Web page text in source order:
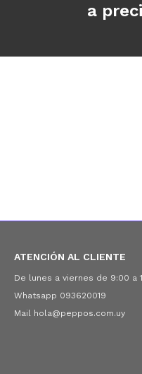
ATENCIÓN AL CLIENTE
De lunes a viernes de 9:00 a
Whatsapp 093620019
Mail hola@peppos.com.uy
a